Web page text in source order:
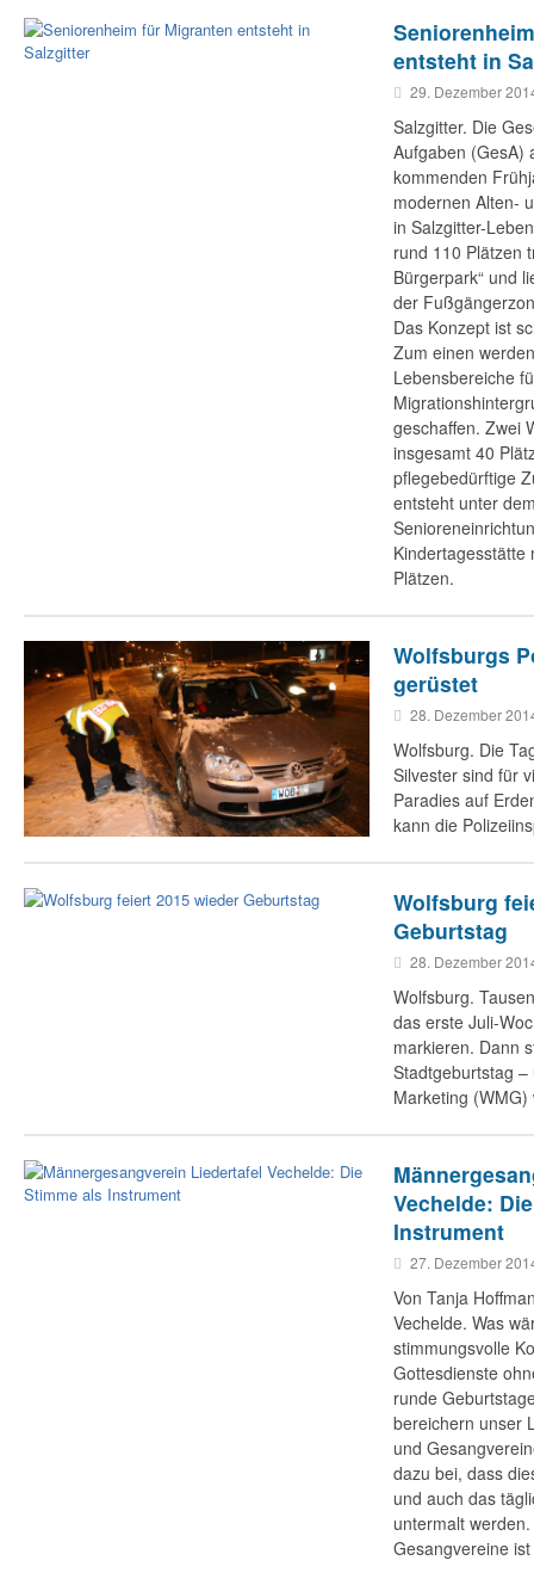
entsteht in
29. Dezember
Salzgitter. Die
Aufgaben (GesA)
kommenden
modernen Alten-
in Salzgitter-
rund 110 Plätzen
Bürgerpark“ und
der
Das Konzept ist
Zum einen
Lebensbereiche
geschaffen. Zwei
insgesamt 40
pflegebedürftige
entsteht unter
Kindertagesstätte
Plätzen.
Wolfsburgs
gerüstet
28. Dezember
Wolfsburg. Die
Silvester sind für
Paradies auf
kann die
Wolfsburg
Geburtstag
28. Dezember
Wolfsburg.
das erste Juli-
markieren. Dann
Stadtgeburtstag
Marketing
Vechelde:
Instrument
27. Dezember
Von Tanja
Vechelde. Was
stimmungsvolle
Gottesdienste
runde
bereichern unser
und
dazu bei, dass
und auch das
untermalt
Gesangvereine